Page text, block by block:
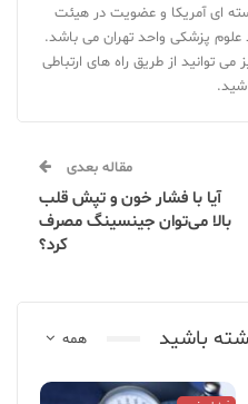
ای آمریکا و عضویت در هیئت
علوم پزشکی واحد تهران می باشد.
توانید از طریق راه های ارتباطی
مقاله بعدی
آیا با فشار خون و تپش قلب
بالا می‌توان جینسینگ مصرف
کرد؟
همه باشید